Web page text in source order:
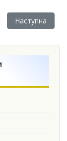
Наступна
Наступна